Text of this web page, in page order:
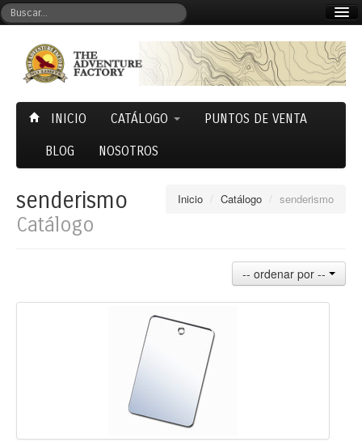
Carrito (0)
INICIO CATÁLOGO PUNTOS DE VENTA
BLOG NOSOTROS
Inicio / Catálogo / senderismo
senderismo
Catálogo
-- ordenar por --